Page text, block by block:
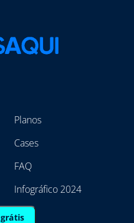
Planos
Cases
FAQ
Infográfico 2024